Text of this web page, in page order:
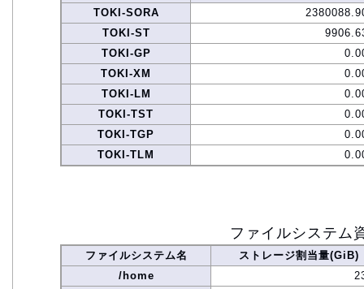
TOKI-SORA
TOKI-ST
TOKI-GP
TOKI-XM
TOKI-LM
TOKI-TST
TOKI-TGP
TOKI-TLM
ファイルシステム
ファイルシステム名
ストレージ割当量(GiB)
/home